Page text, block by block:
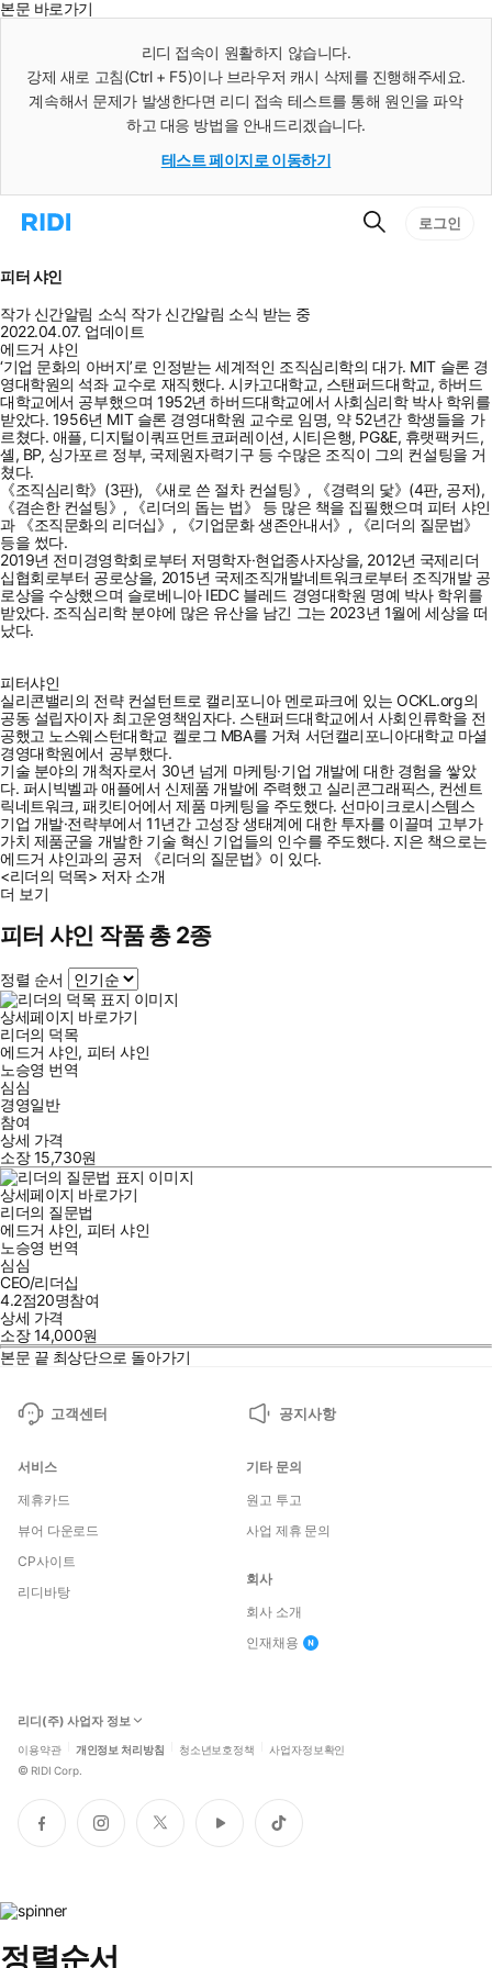
본문 바로가기
리디 접속이 원활하지 않습니다.
강제 새로 고침(Ctrl + F5)이나 브라우저 캐시 삭제를 진행해주세요.
계속해서 문제가 발생한다면 리디 접속 테스트를 통해 원인을 파악
하고 대응 방법을 안내드리겠습니다.
테스트 페이지로 이동하기
리
으
로
이
동
검
로그인
피터 샤인
작가 신간알림 소식 작가 신간알림 소식 받는 중
2022.04.07. 업데이트
에드거 샤인
‘기업 문화의 아버지’로 인정받는 세계적인 조직심리학의 대가. MIT 슬론 경
영대학원의 석좌 교수로 재직했다. 시카고대학교, 스탠퍼드대학교, 하버드
대학교에서 공부했으며 1952년 하버드대학교에서 사회심리학 박사 학위를
받았다. 1956년 MIT 슬론 경영대학원 교수로 임명, 약 52년간 학생들을 가
르쳤다. 애플, 디지털이쿼프먼트코퍼레이션, 시티은행, PG&E, 휴랫팩커드,
셸, BP, 싱가포르 정부, 국제원자력기구 등 수많은 조직이 그의 컨설팅을 거
쳤다.
《조직심리학》(3판), 《새로 쓴 절차 컨설팅》, 《경력의 닻》(4판, 공저),
《겸손한 컨설팅》, 《리더의 돕는 법》 등 많은 책을 집필했으며 피터 샤인
과 《조직문화의 리더십》, 《기업문화 생존안내서》, 《리더의 질문법》
등을 썼다.
2019년 전미경영학회로부터 저명학자·현업종사자상을, 2012년 국제리더
십협회로부터 공로상을, 2015년 국제조직개발네트워크로부터 조직개발 공
로상을 수상했으며 슬로베니아 IEDC 블레드 경영대학원 명예 박사 학위를
받았다. 조직심리학 분야에 많은 유산을 남긴 그는 2023년 1월에 세상을 떠
났다.
피터샤인
실리콘밸리의 전략 컨설턴트로 캘리포니아 멘로파크에 있는 OCKL.org의
공동 설립자이자 최고운영책임자다. 스탠퍼드대학교에서 사회인류학을 전
공했고 노스웨스턴대학교 켈로그 MBA를 거쳐 서던캘리포니아대학교 마셜
경영대학원에서 공부했다.
기술 분야의 개척자로서 30년 넘게 마케팅·기업 개발에 대한 경험을 쌓았
다. 퍼시빅벨과 애플에서 신제품 개발에 주력했고 실리콘그래픽스, 컨센트
릭네트워크, 패킷티어에서 제품 마케팅을 주도했다. 선마이크로시스템스
기업 개발·전략부에서 11년간 고성장 생태계에 대한 투자를 이끌며 고부가
가치 제품군을 개발한 기술 혁신 기업들의 인수를 주도했다. 지은 책으로는
에드거 샤인과의 공저 《리더의 질문법》이 있다.
<리더의 덕목> 저자 소개
더 보기
피터 샤인 작품 총 2종
정렬 순서
상세페이지 바로가기
리더의 덕목
에드거 샤인, 피터 샤인
노승영 번역
심심
경영일반
참여
상세 가격
소장15,730원
상세페이지 바로가기
리더의 질문법
에드거 샤인, 피터 샤인
노승영 번역
심심
CEO/리더십
4.2점20명참여
상세 가격
소장14,000원
본문 끝 최상단으로 돌아가기
고객센터 공지사항
서비스
제휴카드
뷰어 다운로드
CP사이트
리디바탕
기타 문의
원고 투고
사업 제휴 문의
회사
회사 소개
인재채용
리디(주) 사업자 정보
이용약관 개인정보 처리방침 청소년보호정책 사업자정보확인
© RIDI Corp.
페
이
인
스
트
위
유
튜
틱
톡
정렬순서